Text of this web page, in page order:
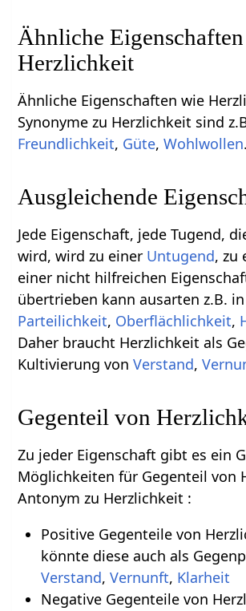
Ähnliche
Herzlichkeit
Ähnliche Eigenschaften wie
Synonyme zu Herzlichkeit sind
Freundlichkeit, Güte,Wohlwollen.
Ausgleichende
Jede Eigenschaft, jede Tugend,
wird, wird zu einer Untugend, zu
einer nicht hilfreichen
übertrieben kann ausarten z.B. in
Parteilichkeit, Oberflächlichkeit,
Daher braucht Herzlichkeit als
Kultivierung vonVerstand,
Gegenteil von
Zu jeder Eigenschaft gibt es ein
Möglichkeiten für Gegenteil von
Antonym zu Herzlichkeit :
Positive Gegenteile von
könnte diese auch als
Verstand, Vernunft, Klarheit
Negative Gegenteile von